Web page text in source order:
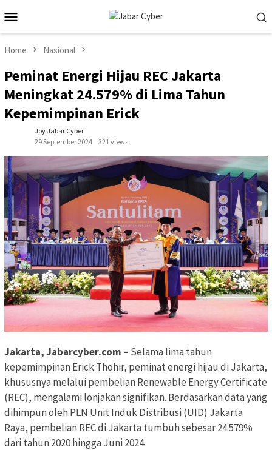
to
contentMenu
Home Nasional
Peminat Energi Hijau REC Jakarta
Meningkat 24.579% di Lima Tahun
Kepemimpinan Erick
Joy Jabar Cyber
29 September 2024
321 views
Jakarta, Jabarcyber.com – Selama lima tahun
kepemimpinan Erick Thohir, peminat energi hijau di Jakarta,
khususnya melalui pembelian Renewable Energy Certificate
(REC), mengalami lonjakan signifikan. Berdasarkan data yang
dihimpun oleh PLN Unit Induk Distribusi (UID) Jakarta
Raya, pembelian REC di Jakarta tumbuh sebesar 24.579%
dari tahun 2020 hingga Juni 2024.